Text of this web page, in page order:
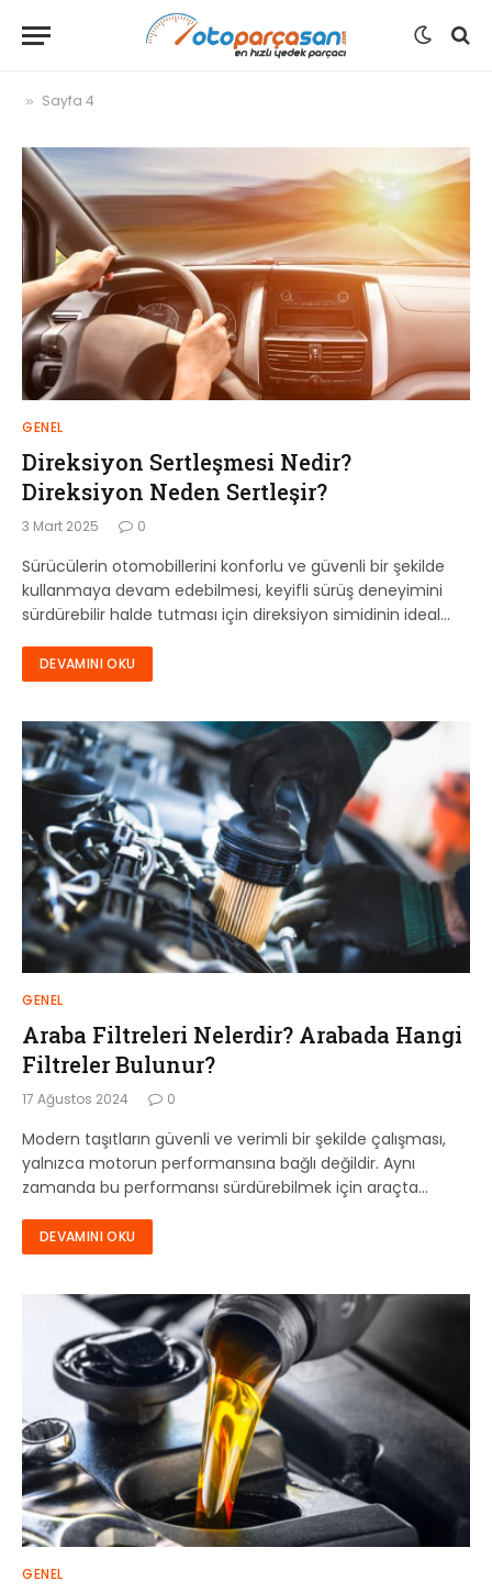
» Sayfa 4
GENEL
Direksiyon Sertleşmesi Nedir?
Direksiyon Neden Sertleşir?
3 Mart 2025 0
Sürücülerin otomobillerini konforlu ve güvenli bir şekilde
kullanmaya devam edebilmesi, keyifli sürüş deneyimini
sürdürebilir halde tutması için direksiyon simidinin ideal…
DEVAMINI OKU
GENEL
Araba Filtreleri Nelerdir? Arabada Hangi
Filtreler Bulunur?
17 Ağustos 2024 0
Modern taşıtların güvenli ve verimli bir şekilde çalışması,
yalnızca motorun performansına bağlı değildir. Aynı
zamanda bu performansı sürdürebilmek için araçta…
DEVAMINI OKU
GENEL